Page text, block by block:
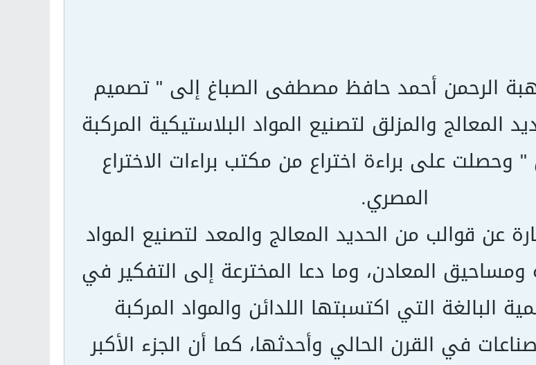
الرحمن أحمد حافظ مصطفى الصباغ إلى " تصميم
المعالج والمزلق لتصنيع المواد البلاستيكية المركبة
على براءة اختراع من مكتب براءات الاختراع
المصري.
عن قوالب من الحديد المعالج والمعد لتصنيع المواد
ومساحيق المعادن، وما دعا المخترعة إلى التفكير في
البالغة التي اكتسبتها اللدائن والمواد المركبة
في القرن الحالي وأحدثها، كما أن الجزء الأكبر